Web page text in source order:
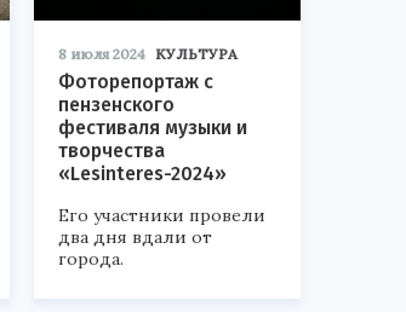
8 июля 2024 КУЛЬТУРА
Фоторепортаж с
пензенского
фестиваля музыки и
творчества
«Lesinteres-2024»
Его участники провели
два дня вдали от
города.